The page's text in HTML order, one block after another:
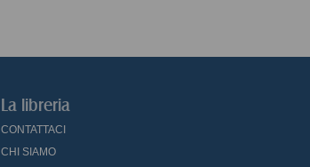
La libreria
CONTATTACI
CHI SIAMO